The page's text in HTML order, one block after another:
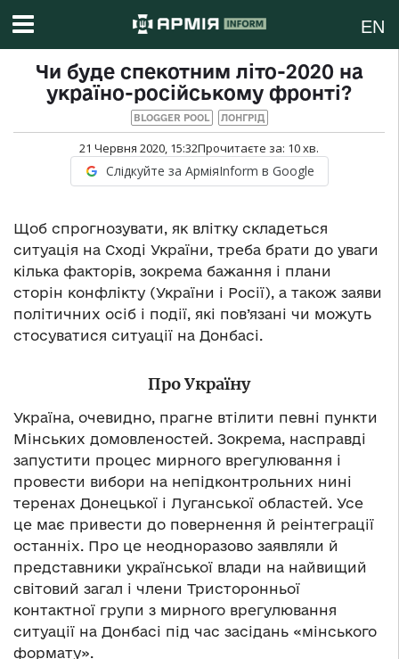
EN
Чи буде спекотним літо-2020 на
україно-російському фронті?
BLOGGER POOL ЛОНГРІД
21 Червня 2020, 15:32Прочитаєте за: 10хв.
Слідкуйте за АрміяInform в Google
Щоб спрогнозувати, як влітку складеться
ситуація на Сході України, треба брати до уваги
кілька факторів, зокрема бажання і плани
сторін конфлікту (України і Росії), а також заяви
політичних осіб і події, які пов’язані чи можуть
стосуватися ситуації на Донбасі.
Про Україну
Україна, очевидно, прагне втілити певні пункти
Мінських домовленостей. Зокрема, насправді
запустити процес мирного врегулювання і
провести вибори на непідконтрольних нині
теренах Донецької і Луганської областей. Усе
це має привести до повернення й реінтеграції
останніх. Про це неодноразово заявляли й
представники української влади на найвищий
світовий загал і члени Тристоронньої
контактної групи з мирного врегулювання
ситуації на Донбасі під час засідань «мінського
формату».